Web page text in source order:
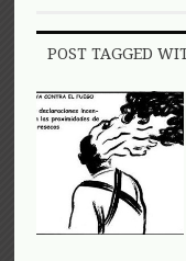
POST TAGGED